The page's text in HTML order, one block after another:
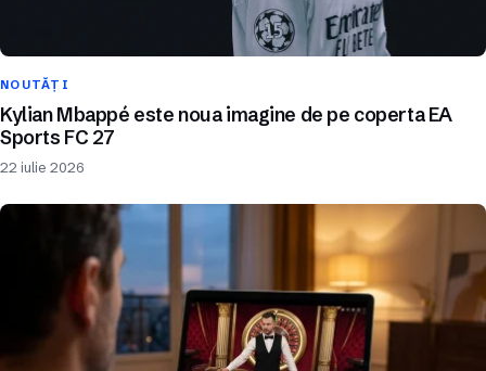
NOUTĂȚI
Kylian Mbappé este noua imagine de pe coperta EA
Sports FC 27
22 iulie 2026